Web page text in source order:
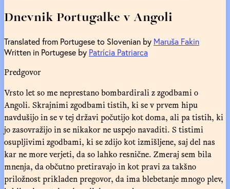
Dnevnik Portugalke v Angoli
Translated from Portugese to Slovenian by Maruša Fakin
Written in Portugese by Patrícia Patriarca
Predgovor
Vrsto let so me neprestano bombardirali z zgodbami o
Angoli. Skrajnimi zgodbami tistih, ki se v prvem hipu
navdušijo in se v tej državi počutijo kot doma, ali pa tistih, ki
jo zasovražijo in se nikakor ne uspejo navaditi. S tistimi
osupljivimi zgodbami, ki se zdijo kot izmišljene, saj del nas
kar ne more verjeti, da so lahko resnične. Zmeraj sem bila
mnenja, da občutno pretiravajo in kot pravi za takšno
priložnost prikladen pregovor, da ima blebetanje mnogo plev,